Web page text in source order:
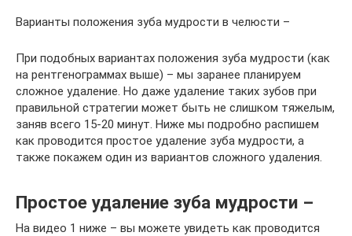
Варианты положения зуба мудрости в челюсти –
При подобных вариантах положения зуба мудрости (как
на рентгенограммах выше) – мы заранее планируем
сложное удаление. Но даже удаление таких зубов при
правильной стратегии может быть не слишком тяжелым,
заняв всего 15-20 минут. Ниже мы подробно распишем
как проводится простое удаление зуба мудрости, а
также покажем один из вариантов сложного удаления.
Простое удаление зуба мудрости –
На видео 1 ниже – вы можете увидеть как проводится